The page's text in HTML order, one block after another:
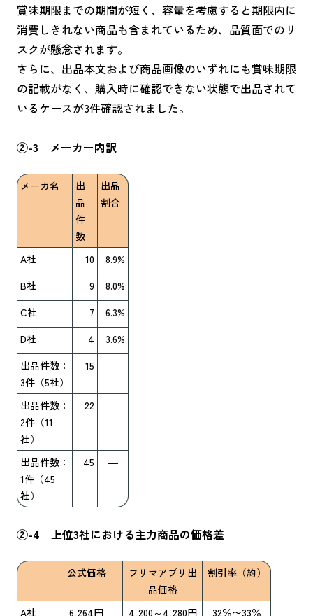
賞味期限までの期間が短く、容量を考慮すると期限内に
消費しきれない商品も含まれているため、品質面でのリ
スクが懸念されます。
さらに、出品本文および商品画像のいずれにも賞味期限
の記載がなく、購入時に確認できない状態で出品されて
いるケースが3件確認されました。
②-3 メーカー内訳
メーカ名
出
品
件
数
出品
割合
A社 10
8.9%
B社
9
8.0%
C社
7
6.3%
D社
4
3.6%
出品件数：
3件（5社）
15 ―
出品件数：
2件（11
社）
22 ―
出品件数：
1件（45
社）
45 ―
②-4 上位3社における主力商品の価格差
公式価格
フリマアプリ出
品価格
割引率（約）
A社 6,264円 4,200～4,280円
32％〜33％